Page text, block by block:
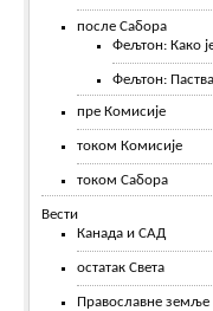
после Сабора
Фељтон: Како
Фељтон:
пре Комисије
током Комисије
током Сабора
Вести
Канада и САД
остатак Света
Православне земље